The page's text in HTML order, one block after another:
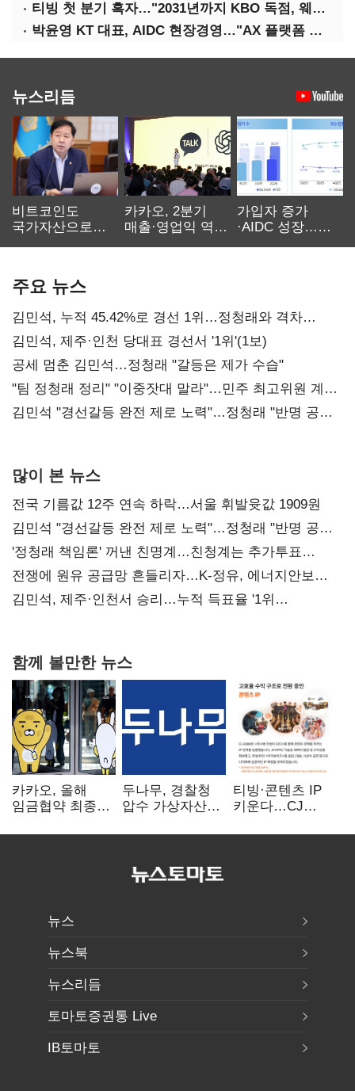
티빙 첫 분기 흑자…"2031년까지 KBO 독점, 웨이브 합병도 속도"
박윤영 KT 대표, AIDC 현장경영…"AX 플랫폼 핵심 인프라로 키운다"
뉴스리듬
비트코인도
국가자산으로…'
카카오, 2분기
매출·영업익 역대
가입자 증가
·AIDC 성장…
주요 뉴스
김민석, 누적 45.42%로 경선 1위…정청래와 격차
0.86%p(2보)
김민석, 제주·인천 당대표 경선서 '1위'(1보)
공세 멈춘 김민석…정청래 "갈등은 제가 수습"
"팀 정청래 정리" "이중잣대 말라"…민주 최고위원 계파
다툼 격화
김민석 "경선갈등 완전 제로 노력"…정청래 "반명 공세
많이 본 뉴스
전국 기름값 12주 연속 하락…서울 휘발윳값 1909원
김민석 "경선갈등 완전 제로 노력"…정청래 "반명 공세
사과부터"
'정청래 책임론' 꺼낸 친명계…친청계는 추가투표
때리기
전쟁에 원유 공급망 흔들리자…K-정유, 에너지안보
핵심으로 재부상
김민석, 제주·인천서 승리…누적 득표율 '1위
함께 볼만한 뉴스
카카오, 올해
임금협약 최종
인상·격려금
두나무, 경찰청
압수 가상자산
커스터디 사업
티빙·콘텐츠 IP
키운다…CJ
글로벌 확장 가속
뉴스
뉴스북
뉴스리듬
토마토증권통 Live
IB토마토